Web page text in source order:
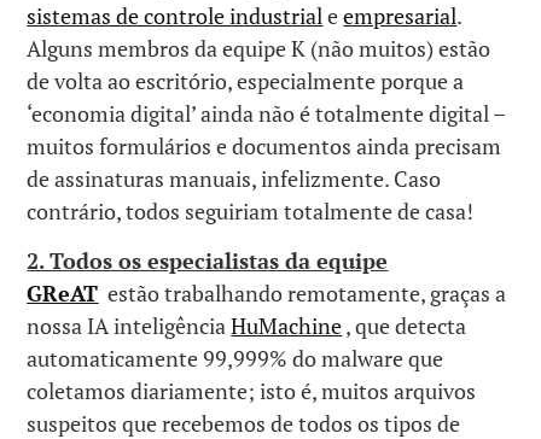
sistemas de controle industrialeempresarial.
Alguns membros da equipe K (não muitos) estão
de volta ao escritório, especialmente porque a
‘economia digital’ ainda não é totalmente digital –
muitos formulários e documentos ainda precisam
de assinaturas manuais, infelizmente. Caso
contrário, todos seguiriam totalmente de casa!
2. Todos os especialistas da equipe
GReAT estão trabalhando remotamente, graças a
nossa IA inteligênciaHuMachine, que detecta
automaticamente 99,999% do malware que
coletamos diariamente; isto é, muitos arquivos
suspeitos que recebemos de todos os tipos de